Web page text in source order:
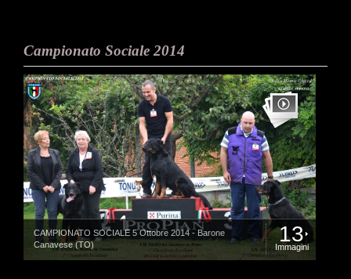
Campionato Sociale 2014
CAMPIONATO SOCIALE 5 Ottobre 2014 - Barone
Canavese (TO)
13
Immagini